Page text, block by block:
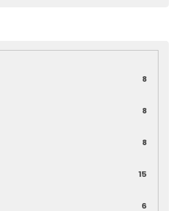
8
8
8
15
6